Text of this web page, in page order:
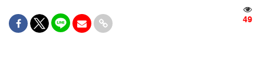
49